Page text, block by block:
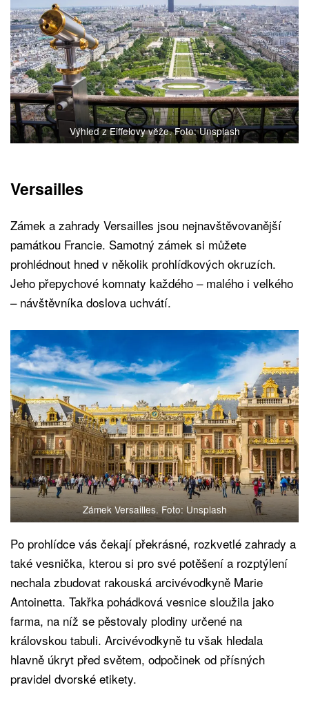
Výhled z Eiffelovy věže. Foto: Unsplash
Versailles
Zámek a zahrady Versailles jsou nejnavštěvovanější
památkou Francie. Samotný zámek si můžete
prohlédnout hned v několik prohlídkových okruzích.
Jeho přepychové komnaty každého – malého i velkého
– návštěvníka doslova uchvátí.
Zámek Versailles. Foto: Unsplash
Po prohlídce vás čekají překrásné, rozkvetlé zahrady a
také vesnička, kterou si pro své potěšení a rozptýlení
nechala zbudovat rakouská arcivévodkyně Marie
Antoinetta. Takřka pohádková vesnice sloužila jako
farma, na níž se pěstovaly plodiny určené na
královskou tabuli. Arcivévodkyně tu však hledala
hlavně úkryt před světem, odpočinek od přísných
pravidel dvorské etikety.